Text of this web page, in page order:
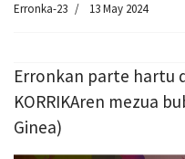
Erronka-23 13 May 2024
Erronkan parte hartu
KORRIKAren mezua
Ginea)